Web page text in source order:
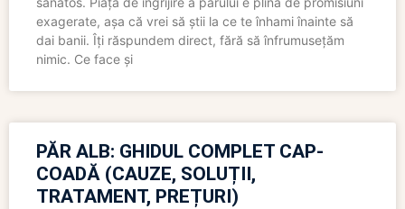
exagerate, așa că vrei să știi la ce te înhami înainte să
dai banii. Îți răspundem direct, fără să înfrumusețăm
nimic. Ce face și
PĂR ALB: GHIDUL COMPLET CAP-
COADĂ (CAUZE, SOLUȚII,
TRATAMENT, PREȚURI)